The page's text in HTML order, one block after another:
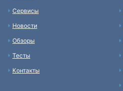
Сервисы
Новости
Обзоры
Тесты
Контакты